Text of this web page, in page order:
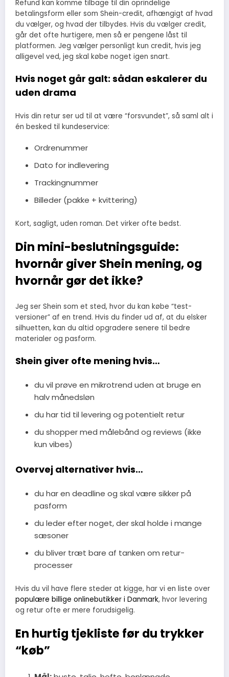
Refund kan komme tilbage til din oprindelige
betalingsform eller som Shein-credit, afhængigt af hvad
du vælger, og hvad der tilbydes. Hvis du vælger credit,
går det ofte hurtigere, men så er pengene låst til
platformen. Jeg vælger personligt kun credit, hvis jeg
alligevel ved, jeg skal købe noget igen snart.
Hvis noget går galt: sådan eskalerer du
uden drama
Hvis din retur ser ud til at være “forsvundet”, så saml alt i
én besked til kundeservice:
Ordrenummer
Dato for indlevering
Trackingnummer
Billeder (pakke + kvittering)
Kort, sagligt, uden roman. Det virker ofte bedst.
Din mini-beslutningsguide:
hvornår giver Shein mening, og
hvornår gør det ikke?
Jeg ser Shein som et sted, hvor du kan købe “test-
versioner” af en trend. Hvis du finder ud af, at du elsker
silhuetten, kan du altid opgradere senere til bedre
materialer og pasform.
Shein giver ofte mening hvis…
du vil prøve en mikrotrend uden at bruge en
halv månedsløn
du har tid til levering og potentielt retur
du shopper med målebånd og reviews (ikke
kun vibes)
Overvej alternativer hvis…
du har en deadline og skal være sikker på
pasform
du leder efter noget, der skal holde i mange
sæsoner
du bliver træt bare af tanken om retur-
processer
Hvis du vil have flere steder at kigge, har vi en liste over
populære billige onlinebutikker i Danmark, hvor levering
og retur ofte er mere forudsigelig.
En hurtig tjekliste før du trykker
“køb”